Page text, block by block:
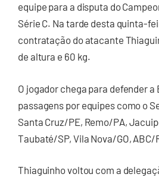
equipe para a disputa do
Série C. Na tarde desta quinta-
contratação do atacante
de altura e 60 kg.
O jogador chega para defender a
passagens por equipes como o
Santa Cruz/PE, Remo/PA,
Taubaté/SP, Vila Nova/GO,
Thiaguinho voltou com a